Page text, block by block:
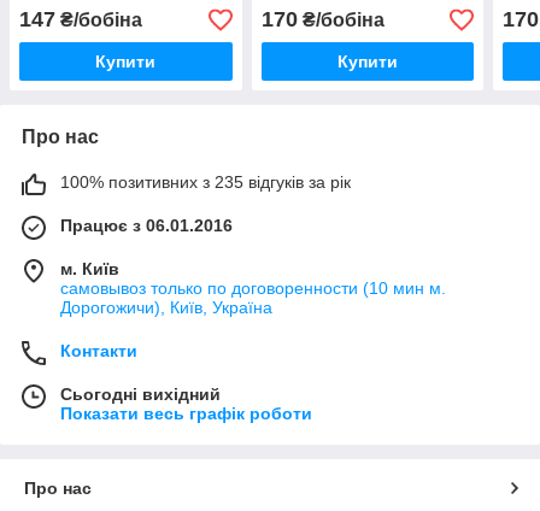
147 ₴/бобіна
Купити
170₴/бобіна
Купити
170
Про нас
100% позитивних з 235 відгуків за рік
Працює з 06.01.2016
м. Київ
самовывоз только по договоренности (10 мин м.
Дорогожичи), Київ, Україна
Контакти
Сьогодні вихідний
Показати весь графік роботи
Про нас